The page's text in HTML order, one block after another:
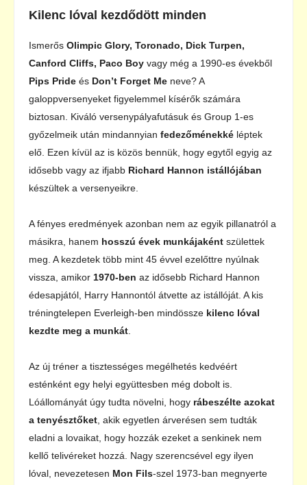
Kilenc lóval kezdődött minden
Ismerős Olimpic Glory, Toronado, Dick Turpen,
Canford Cliffs, Paco Boy vagy még a 1990-es évekből
Pips Pride és Don’t Forget Me neve? A
galoppversenyeket figyelemmel kísérők számára
biztosan. Kiváló versenypályafutásuk és Group 1-es
győzelmeik után mindannyian fedezőménekké léptek
elő. Ezen kívül az is közös bennük, hogy egytől egyig az
idősebb vagy az ifjabb Richard Hannon istállójában
készültek a versenyeikre.
A fényes eredmények azonban nem az egyik pillanatról a
másikra, hanem hosszú évek munkájaként születtek
meg. A kezdetek több mint 45 évvel ezelőttre nyúlnak
vissza, amikor 1970-ben az idősebb Richard Hannon
édesapjától, Harry Hannontól átvette az istállóját. A kis
tréningtelepen Everleigh-ben mindössze kilenc lóval
kezdte meg a munkát
Az új tréner a tisztességes megélhetés kedvéért
esténként egy helyi együttesben még dobolt is.
Lóállományát úgy tudta növelni, hogy rábeszélte azokat
a tenyésztőket , akik egyetlen árverésen sem tudták
eladni a lovaikat, hogy hozzák ezeket a senkinek nem
kellő telivéreket hozzá. Nagy szerencsével egy ilyen
lóval, nevezetesen Mon Fils-szel 1973-ban megnyerte